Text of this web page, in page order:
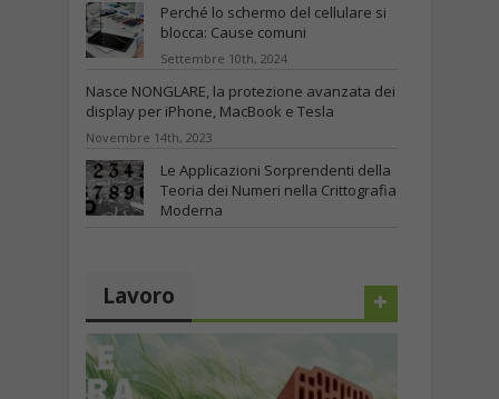
Perché lo schermo del cellulare si
blocca: Cause comuni
Settembre 10th, 2024
Nasce NONGLARE, la protezione avanzata dei
display per iPhone, MacBook e Tesla
Novembre 14th, 2023
Le Applicazioni Sorprendenti della
Teoria dei Numeri nella Crittografia
Moderna
Lavoro